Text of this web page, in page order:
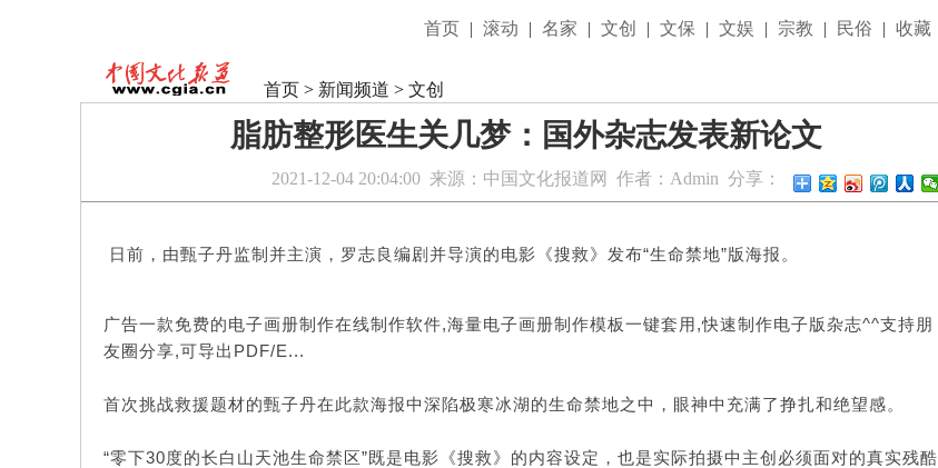
首页 | 滚动 | 名家 | 文创 | 文保 | 文娱 | 宗教 | 民俗 | 收藏
首页 > 新闻频道 > 文创
脂肪整形医生关几梦：国外杂志发表新论文
2021-12-04 20:04:00 来源： 中国文化报道网 作者： Admin 分享：
日前，由甄子丹监制并主演，罗志良编剧并导演的电影《搜救》发布“生命禁地”版海报。
广告一款免费的电子画册制作在线制作软件,海量电子画册制作模板一键套用,快速制作电子版杂志^^支持朋
友圈分享,可导出PDF/E...
首次挑战救援题材的甄子丹在此款海报中深陷极寒冰湖的生命禁地之中，眼神中充满了挣扎和绝望感。
“零下30度的长白山天池生命禁区”既是电影《搜救》的内容设定，也是实际拍摄中主创必须面对的真实残酷